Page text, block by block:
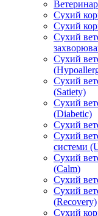
Сухий
Сухий
Сухий
Сухий
Сухий
(Satiety)
Сухий
(Diabetic)
Сухий
Сухий
системи
Сухий
(Calm)
Сухий
Сухий
(Recovery)
Сухий